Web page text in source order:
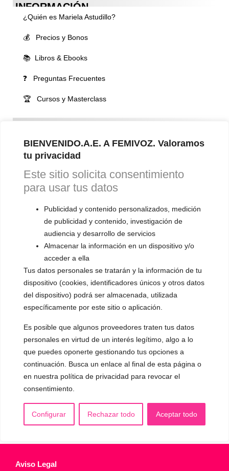
BIENVENIDO.A.E. A FEMIVOZ. Valoramos
tu privacidad
Este sitio solicita consentimiento
para usar tus datos
Publicidad y contenido personalizados, medición
de publicidad y contenido, investigación de
audiencia y desarrollo de servicios
Almacenar la información en un dispositivo y/o
acceder a ella
Tus datos personales se tratarán y la información de tu
dispositivo (cookies, identificadores únicos y otros datos
del dispositivo) podrá ser almacenada, utilizada
específicamente por este sitio o aplicación.
Es posible que algunos proveedores traten tus datos
personales en virtud de un interés legítimo, algo a lo
que puedes oponerte gestionando tus opciones a
continuación. Busca un enlace al final de esta página o
en nuestra política de privacidad para revocar el
consentimiento.
Configurar Rechazar todo Aceptar todo
INFORMACIÓN
¿Quién es Mariela Astudillo?
💰 Precios y Bonos
📚 Libros & Ebooks
❓ Preguntas Frecuentes
🏆 Cursos y Masterclass
▪️ Masculinización de la voz
▪️ Neutralización de la voz
▪️ Dualización de la voz
▪️ Androginización de la voz
OTRAS SESIONES
▪️ Caracterización de la voz
▪️ Voz virilizada por esteroides
▪️ Modificación del acento
🟥 CIRUGÍA: Glotoplastia
CONTACTO Y CITAS
✅Pide tu CITA ONLINE
Email :contacto@femivoz.es
Aviso Legal